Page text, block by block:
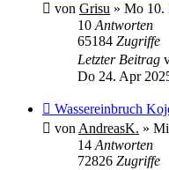
von Grisu » Mo 10.
10 Antworten
65184 Zugriffe
Letzter Beitrag
Do 24. Apr
Wassereinbruch
von AndreasK. »
14 Antworten
72826 Zugriffe